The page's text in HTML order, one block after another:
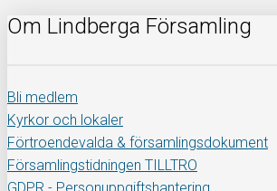
Om Lindberga Församling
Bli medlem
Kyrkor och lokaler
Förtroendevalda & församlingsdokument
Församlingstidningen TILLTRO